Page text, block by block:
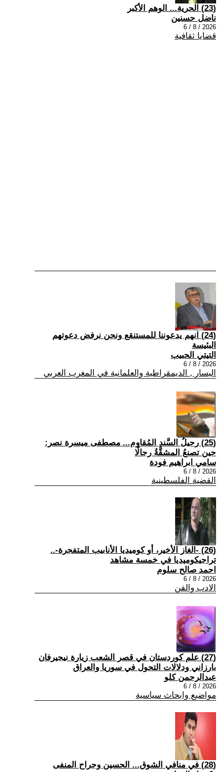
(23) الحرية... الوهم الأكبر
ناضل حسنين
2026 / 8 / 6
قضايا ثقافية
(24) انهم يدعوننا للمستنقع ونحن نرفض دعوتهم
البئيسة
التيتي الحبيب
2026 / 8 / 6
اليسار , الديمقراطية والعلمانية في المغرب العربي
(25) رحيلُ السَّندِ المُقاوم... مصطفى ميسرة نصر:
حين تصنعُ المشقَّةُ رجالًا
سامي ابراهيم فودة
2026 / 8 / 6
القضية الفلسطينية
(26) -الغاز الأخير، أو كوميديا الأنابيب المتفجرة-..
تراجيكوميديا في خمسة مشاهد
احمد صالح سلوم
2026 / 8 / 6
الادب والفن
(27) علم كوردستان في قصر الشعب زيارة نيجيرفان
بارزاني ودلالات التحول في سوريا والعراق
عبدالرحمن كلو
2026 / 8 / 6
مواضيع وابحاث سياسية
(28) في منافي الشوق... الحسين وجراح المنفى